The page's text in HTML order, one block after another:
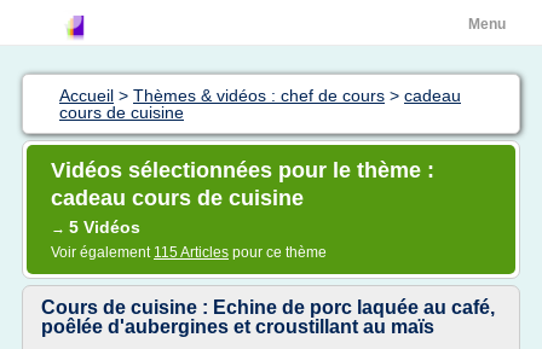
Menu
Accueil > Thèmes & vidéos : chef de cours > cadeau
cours de cuisine
Vidéos sélectionnées pour le thème :
cadeau cours de cuisine
→ 5 Vidéos
Voir également 115 Articles pour ce thème
Cours de cuisine : Echine de porc laquée au café,
poêlée d'aubergines et croustillant au maïs